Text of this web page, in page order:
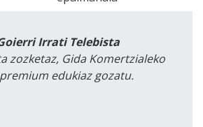
Irrati Telebista
zozketaz, Gida Komertzialeko
edukiaz gozatu.